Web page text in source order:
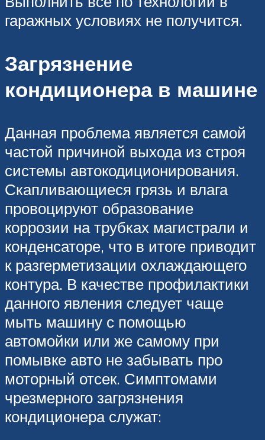
гаражных условиях не получится.
Загрязнение
кондиционера в машине
Данная проблема является самой
частой причиной выхода из строя
системы автокодиционирования.
Скапливающиеся грязь и влага
провоцируют образование
коррозии на трубках магистрали и
конденсаторе, что в итоге приводит
к разгерметизации охлаждающего
контура. В качестве профилактики
данного явления следует чаще
мыть машину с помощью
автомойки или же самому при
помывке авто не забывать про
моторный отсек. Симптомами
чрезмерного загрязнения
кондиционера служат: